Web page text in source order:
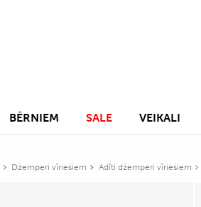
BĒRNIEM SALE VEIKALI
Džemperi vīriešiem Adīti džemperi vīriešiem